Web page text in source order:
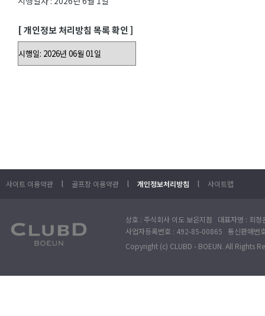
[ 개인정보 처리방침 목록 확인 ]
사이트 이용약관 l 골프장 이용약관 l 개인정보처리방침 l 사이트맵
상호 : 주식회사 이도 보은지점 대표자명 : 최
사업자등록번호 : 492-85-00865 통신판매
Copyright (c) CLUBD - BOEUN. All Rights